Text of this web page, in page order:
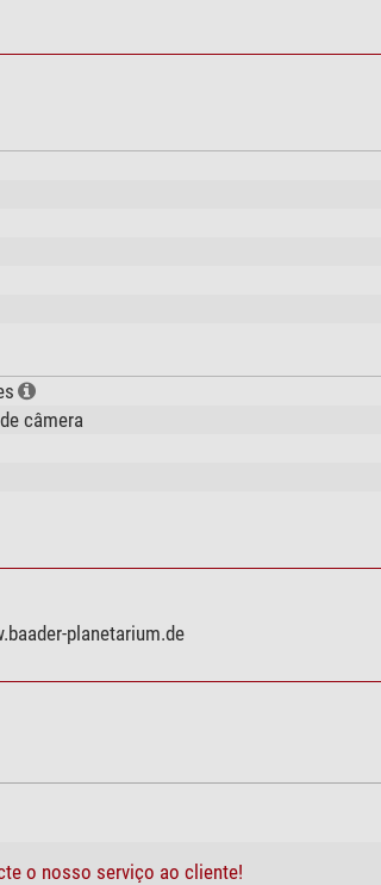
câmera
planetarium.de
o nosso serviço ao cliente!